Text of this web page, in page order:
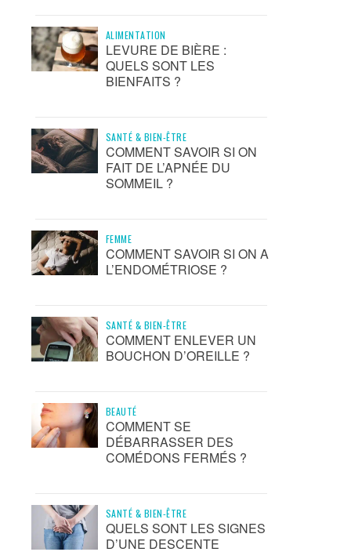
ALIMENTATION
LEVURE DE BIÈRE :
QUELS SONT LES
BIENFAITS ?
SANTÉ & BIEN-ÊTRE
COMMENT SAVOIR SI ON
FAIT DE L’APNÉE DU
SOMMEIL ?
FEMME
COMMENT SAVOIR SI ON A
L’ENDOMÉTRIOSE ?
SANTÉ & BIEN-ÊTRE
COMMENT ENLEVER UN
BOUCHON D’OREILLE ?
BEAUTÉ
COMMENT SE
DÉBARRASSER DES
COMÉDONS FERMÉS ?
SANTÉ & BIEN-ÊTRE
QUELS SONT LES SIGNES
D’UNE DESCENTE